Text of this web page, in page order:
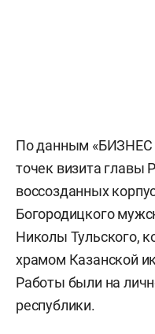
По данным «БИЗНЕС
точек визита
воссозданных
Богородицкого
Николы Тульского,
храмом Казанской
Работы были на
республики.